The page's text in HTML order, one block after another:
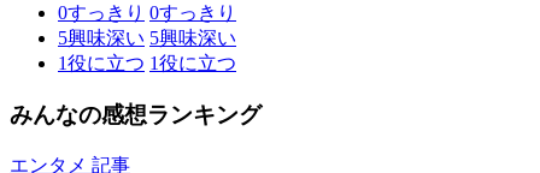
0すっきり 0すっきり
5興味深い 5興味深い
1役に立つ 1役に立つ
みんなの感想ランキング
エンタメ 記事